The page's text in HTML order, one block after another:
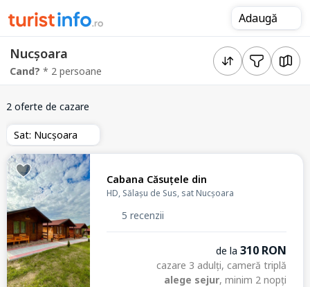
Adaugă
Nucșoara
Cand? * 2 persoane
2 oferte de cazare
Sat: Nucșoara
Cabana Căsuțele din
HD, Sălașu de Sus, sat Nucșoara
5 recenzii
de la 310 RON
cazare 3 adulți, cameră triplă
alege sejur, minim 2 nopți